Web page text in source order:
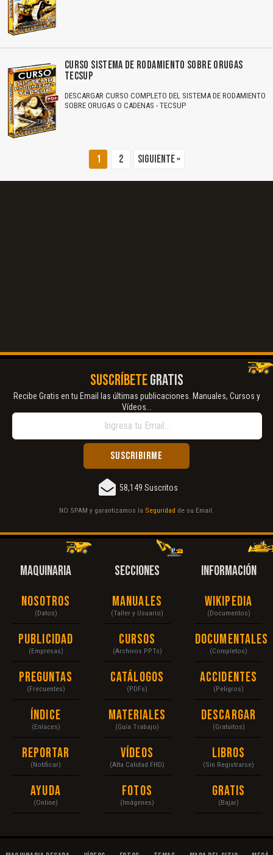
CURSO SISTEMA DE RODAMIENTO SOBRE ORUGAS
TECSUP
DESCARGAR CURSO COMPLETO DEL SISTEMA DE RODAMIENTO
SOBRE ORUGAS O CADENAS - TECSUP
1 2 Siguiente »
SUSCRÍBETEGRATIS
Recibe Gratis en tu Email las últimas publicaciones. Manuales, Cursos y
Vídeos...
58,149 Suscritos
NO SPAM y garantizamos la Seguridad de su Email.
MAQUINARIA
Nosotros
(Datos)
Publicidad
(Empresas)
Preguntas
(Frecuentes)
Índice
(Enlaces)
Reportar
(Notificar)
Ayuda
(Online)
SECCIONES
Manuales
(Taller y Usuario)
Cursos
(Archivos PPTs)
Catálogos
(PDFs)
Materiales
(Guía Trabajo)
Vídeos
(Alta Calidad FHD)
Fotos
(Imágenes)
INFORMACIÓN
Wikipedia
(Documentos)
Documentales
(Completos)
Accidentes
(Peligros)
Descargar
(Gratuitos)
Libros
(Sin Registrarse)
Gratis
(Bajar)
El Título es incorrecto según el contenido.
Texto o Imagen de portada son erróneos.
No carga o no se visualiza el contenido.